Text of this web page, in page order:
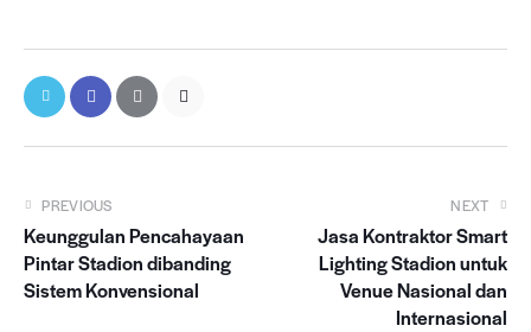
PREVIOUS
Keunggulan Pencahayaan
Pintar Stadion dibanding
Sistem Konvensional
NEXT
Jasa Kontraktor Smart
Lighting Stadion untuk
Venue Nasional dan
Internasional